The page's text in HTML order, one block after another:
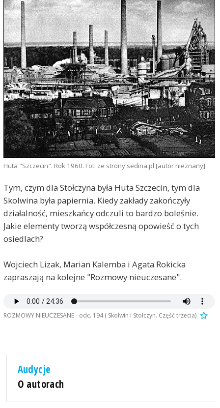
Huta "Szczecin". Rok 1960. Fot. ze strony sedina.pl [autor nieznany]
Tym, czym dla Stołczyna była Huta Szczecin, tym dla
Skolwina była papiernia. Kiedy zakłady zakończyły
działalność, mieszkańcy odczuli to bardzo boleśnie.
Jakie elementy tworzą współczesną opowieść o tych
osiedlach?
Wojciech Lizak, Marian Kalemba i Agata Rokicka
zapraszają na kolejne "Rozmowy nieuczesane".
ROZMOWY NIEUCZESANE - odc. 194 ( Skolwin i Stołczyn. Część trzecia)
Audycje
O autorach